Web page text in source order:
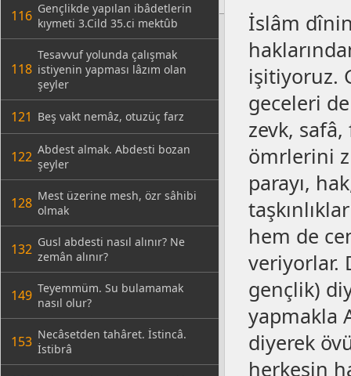
116 Gençlikde yapılan ibâdetlerin
kıymeti 3.Cild 35.ci mektûb
118
Tesavvuf yolunda çalışmak
istiyenin yapması lâzım olan
şeyler
121 Beş vakt nemâz, otuzüç farz
122 Abdest almak. Abdesti bozan
şeyler
128 Mest üzerine mesh, özr sâhibi
olmak
132 Gusl abdesti nasıl alınır? Ne
zemân alınır?
149 Teyemmüm. Su bulamamak
nasıl olur?
153 Necâsetden tahâret. İstincâ.
İstibrâ
İslâm
işitiyoruz.
geceleri
zevk,
ömrlerini
parayı,
hem de
veriyorlar.
gençlik)
yapmakla
diyerek
herkesin